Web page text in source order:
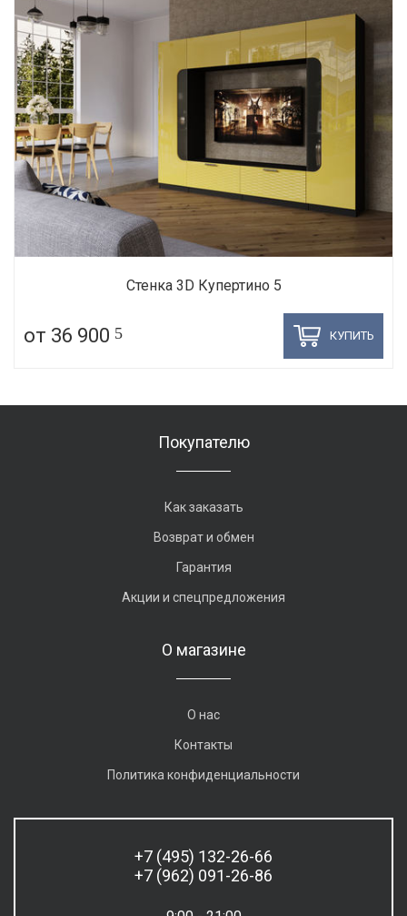
Стенка 3D Купертино 5
от 36 900 5 КУПИТЬ
Покупателю
Как заказать
Возврат и обмен
Гарантия
Акции и спецпредложения
О магазине
О нас
Контакты
Политика конфиденциальности
+7 (495) 132-26-66
+7 (962) 091-26-86